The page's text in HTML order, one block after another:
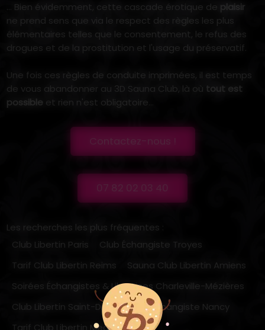
... Bien évidemment, cette cascade érotique de plaisir
ne prend sens que via le respect des règles les plus
élémentaires telles que le consentement, le refus des
drogues et de la prostitution et l'usage du préservatif.
Une fois ces règles de conduite imprimées, il est temps
de vous abandonner au 3D Sauna Club, là où tout est
possible et rien n'est obligatoire...
Contactez-nous !
07 82 02 03 40
Les recherches les plus fréquentes :
Club Libertin Paris
Club Échangiste Troyes
Tarif Club Libertin Reims
Sauna Club Libertin Amiens
Soirées Échangistes & Libertines Charleville-Mézières
Club Libertin Saint-Dizier
Club Échangiste Nancy